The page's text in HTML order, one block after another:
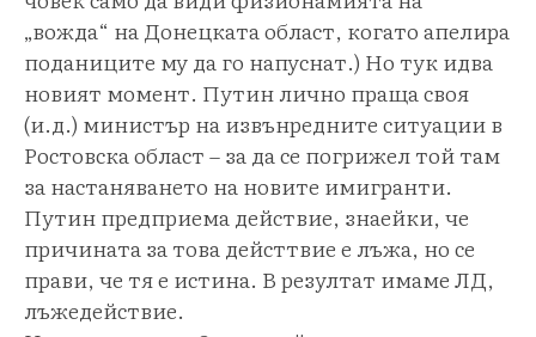
„вожда“ на Донецката област, когато апелира
поданиците му да го напуснат.) Но тук идва
новият момент. Путин лично праща своя
(и.д.) министър на извънредните ситуации в
Ростовска област – за да се погрижел той там
за настаняването на новите имигранти.
Путин предприема действие, знаейки, че
причината за това дейсттвие е лъжа, но се
прави, че тя е истина. В резултат имаме ЛД,
лъжедействие.